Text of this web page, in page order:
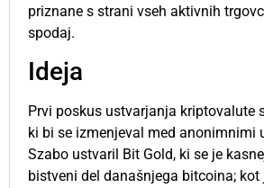
priznane s strani vseh aktivnih
spodaj.
Ideja
Prvi poskus ustvarjanja kriptovalute
ki bi se izmenjeval med anonimnimi
Szabo ustvaril Bit Gold, ki se je
bistveni del današnjega bitcoina;